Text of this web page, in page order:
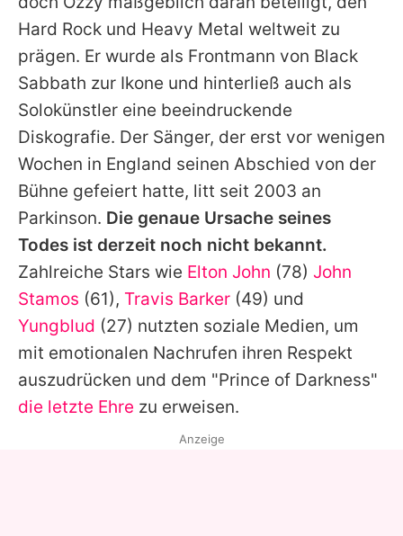
Hard Rock und Heavy Metal weltweit zu
prägen. Er wurde als Frontmann von Black
Sabbath zur Ikone und hinterließ auch als
Solokünstler eine beeindruckende
Diskografie. Der Sänger, der erst vor wenigen
Wochen in England seinen Abschied von der
Bühne gefeiert hatte, litt seit 2003 an
Parkinson. Die genaue Ursache seines
Todes ist derzeit noch nicht bekannt.
Zahlreiche Stars wie Elton John (78) John
Stamos (61), Travis Barker (49) und
Yungblud (27) nutzten soziale Medien, um
mit emotionalen Nachrufen ihren Respekt
auszudrücken und dem "Prince of Darkness"
die letzte Ehre zu erweisen.
Anzeige